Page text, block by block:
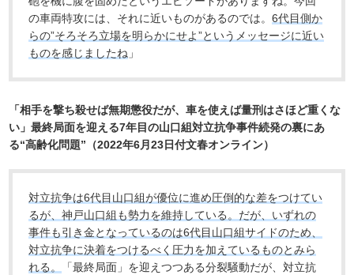
の車両特攻には、それに近いものがあるのでは。6代目側か
らの”そろそろ立場を明らかにせよ”というメッセージに近い
ものを感じましたね 」
「相手を撃ち殺せば無期懲役だが、車を使えば量刑はさほど重くな
い」最終局面を迎える7年目の山口組対立抗争事件続発の裏にあ
る“高齢化問題”（2022年6月23日付文春オンライン）
対立抗争は6代目山口組が優位に進め圧倒的な差をつけてい
るが、神戸山口組も勢力を維持している。だが、いずれの
事件も引き金となっているのは6代目山口組サイドのため、
対立抗争に決着をつけるべく圧力を加えているものとみら
れる。
「最終局面」を迎えつつある分裂騒動だが、対立抗